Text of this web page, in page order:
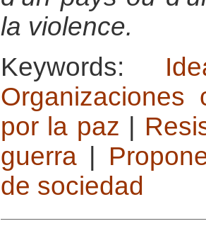
la violence.
Keywords:
Organizaciones
por la paz
guerra
de sociedad